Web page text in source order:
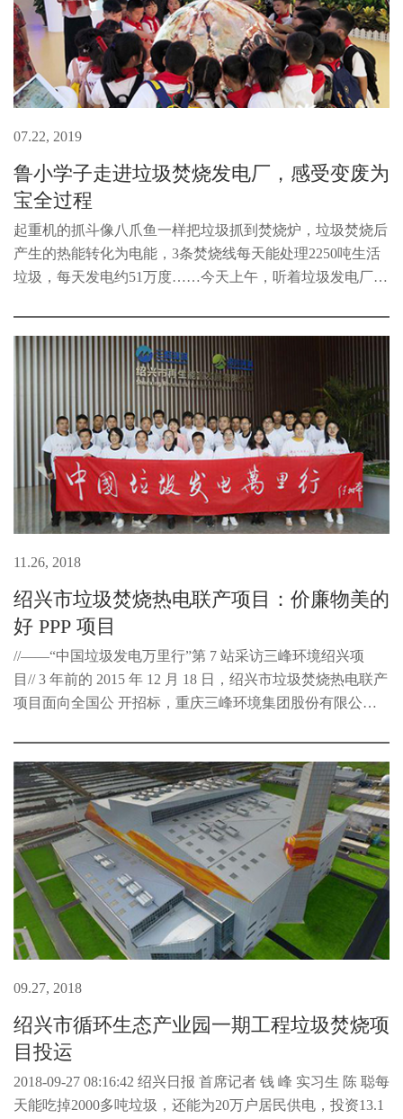
07.22, 2019
鲁小学子走进垃圾焚烧发电厂，感受变废为
宝全过程
起重机的抓斗像八爪鱼一样把垃圾抓到焚烧炉，垃圾焚烧后
产生的热能转化为电能，3条焚烧线每天能处理2250吨生活
垃圾，每天发电约51万度……今天上午，听着垃圾发电厂工
11.26, 2018
绍兴市垃圾焚烧热电联产项目：价廉物美的
好 PPP 项目
//——“中国垃圾发电万里行”第 7 站采访三峰环境绍兴项
目// 3 年前的 2015 年 12 月 18 日，绍兴市垃圾焚烧热电联产
项目面向全国公 开招标，重庆三峰环境集团股份有限公司
09.27, 2018
绍兴市循环生态产业园一期工程垃圾焚烧项
目投运
2018-09-27 08:16:42 绍兴日报 首席记者 钱 峰 实习生 陈 聪每
天能吃掉2000多吨垃圾，还能为20万户居民供电，投资13.1